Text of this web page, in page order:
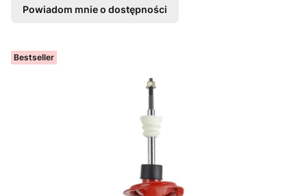
Powiadom mnie o dostępności
Bestseller